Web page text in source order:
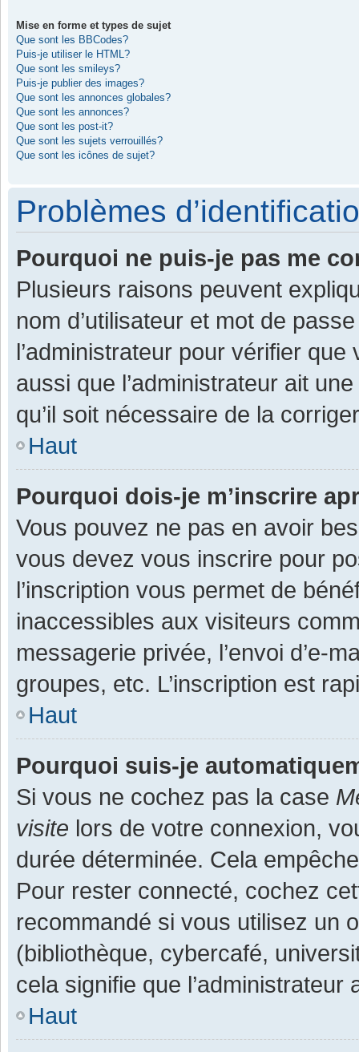
Mise en forme et types de sujet
Que sont les BBCodes?
Puis-je utiliser le HTML?
Que sont les smileys?
Puis-je publier des images?
Que sont les annonces globales?
Que sont les annonces?
Que sont les post-it?
Que sont les sujets verrouillés?
Que sont les icônes de sujet?
Problèmes
Pourquoi ne puis-je pas me
Plusieurs raisons peuvent
nom d’utilisateur et mot de
l’administrateur pour vérifier
aussi que l’administrateur ait
qu’il soit nécessaire de la
Haut
Pourquoi dois-je m’inscrire
Vous pouvez ne pas en avoir
vous devez vous inscrire pour
l’inscription vous permet de
inaccessibles aux visiteurs
messagerie privée, l’envoi d’e-
groupes, etc. L’inscription est
Haut
Pourquoi suis-je
Si vous ne cochez pas la case
visite lors de votre connexion,
durée déterminée. Cela
Pour rester connecté, cochez
recommandé si vous utilisez un
(bibliothèque, cybercafé,
cela signifie que
Haut